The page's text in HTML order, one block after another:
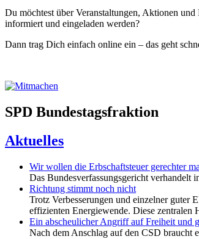
Du möchtest über Veranstaltungen, Aktionen
informiert und eingeladen werden?
Dann trag Dich einfach online ein – das geht
SPD Bundestagsfraktion
Aktuelles
Wir wollen die Erbschaftsteuer gerechter
Das Bundesverfassungsgericht verhandelt
Richtung stimmt noch nicht
Trotz Verbesserungen und einzelner guter
effizienten Energiewende. Diese zentralen
Ein abscheulicher Angriff auf Freiheit und
Nach dem Anschlag auf den CSD braucht